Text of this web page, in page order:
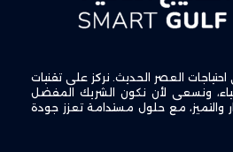
احتياجات العصر الحديث. نركز على تقنيات
ونسعى لأن نكون الشريك المفضل
والتميز، مع حلول مستدامة تعزز جودة